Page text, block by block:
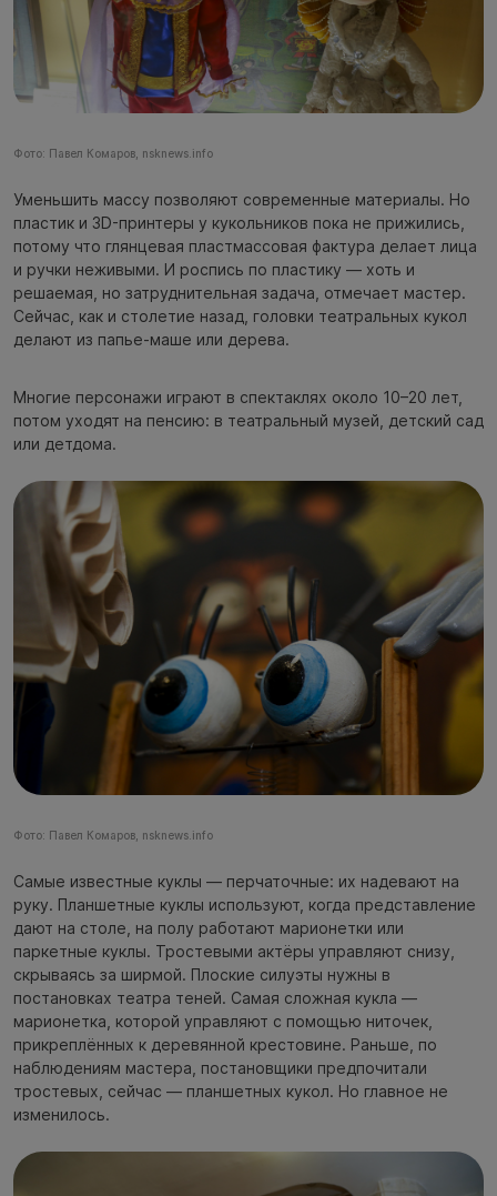
Фото: Павел Комаров, nsknews.info
Уменьшить массу позволяют современные материалы. Но
пластик и 3D-принтеры у кукольников пока не прижились,
потому что глянцевая пластмассовая фактура делает лица
и ручки неживыми. И роспись по пластику — хоть и
решаемая, но затруднительная задача, отмечает мастер.
Сейчас, как и столетие назад, головки театральных кукол
делают из папье-маше или дерева.
Многие персонажи играют в спектаклях около 10–20 лет,
потом уходят на пенсию: в театральный музей, детский сад
или детдома.
Фото: Павел Комаров, nsknews.info
Самые известные куклы — перчаточные: их надевают на
руку. Планшетные куклы используют, когда представление
дают на столе, на полу работают марионетки или
паркетные куклы. Тростевыми актёры управляют снизу,
скрываясь за ширмой. Плоские силуэты нужны в
постановках театра теней. Самая сложная кукла —
марионетка, которой управляют с помощью ниточек,
прикреплённых к деревянной крестовине. Раньше, по
наблюдениям мастера, постановщики предпочитали
тростевых, сейчас — планшетных кукол. Но главное не
изменилось.